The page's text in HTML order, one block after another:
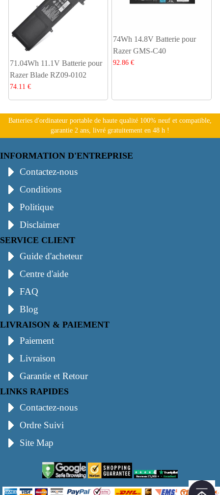
71.04Wh 11.1V Batterie pour
Razer Blade RZ09-0102
74.11 €
74Wh 14.8V Batterie pour
Razer GMS-C40
92.86 €
Batteries d'ordinateur portable de haute qualité 100% neuf et compatible,
garantie 2 ans, livré gratuitement en 48 h !
INFORMATION D'ENTREPRISE
Contactez-nous
Conditions
Politique
Disclaimer
SERVICE CLIENT
Guide d'acheteur
Centre d'aide
FAQ
Blog
LIVRAISON & PAIEMENT
Paiement
Livraison
Garantie et Retour
LINKS RAPIDES
Contactez-nous
Ordre Suivi
Site Map